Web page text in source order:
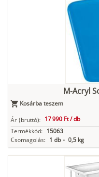
M-Acryl
Kosárba teszem
Ár (bruttó): 17 990 Ft /db
Termékkód: 15063
Csomagolás: 1 db - 0,5 kg